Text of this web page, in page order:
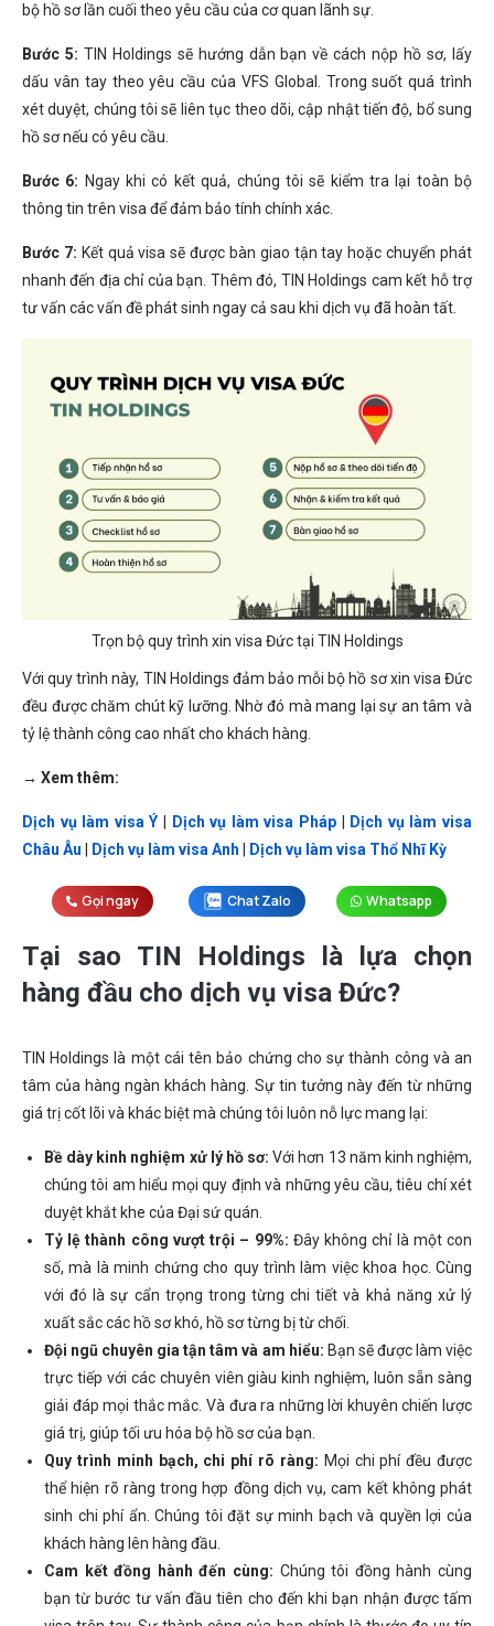
bộ hồ sơ lần cuối theo yêu cầu của cơ quan lãnh sự.
Bước 5: TIN Holdings sẽ hướng dẫn bạn về cách nộp hồ sơ, lấy
dấu vân tay theo yêu cầu của VFS Global. Trong suốt quá trình
xét duyệt, chúng tôi sẽ liên tục theo dõi, cập nhật tiến độ, bổ sung
hồ sơ nếu có yêu cầu.
Bước 6: Ngay khi có kết quả, chúng tôi sẽ kiểm tra lại toàn bộ
thông tin trên visa để đảm bảo tính chính xác.
Bước 7: Kết quả visa sẽ được bàn giao tận tay hoặc chuyển phát
nhanh đến địa chỉ của bạn. Thêm đó, TIN Holdings cam kết hỗ trợ
tư vấn các vấn đề phát sinh ngay cả sau khi dịch vụ đã hoàn tất.
Trọn bộ quy trình xin visa Đức tại TIN Holdings
Với quy trình này, TIN Holdings đảm bảo mỗi bộ hồ sơ xin visa Đức
đều được chăm chút kỹ lưỡng. Nhờ đó mà mang lại sự an tâm và
tỷ lệ thành công cao nhất cho khách hàng.
→ Xem thêm:
Dịch vụ làm visa Ý Dịch vụ làm visa Pháp
Dịch vụ làm visa
Châu Âu
Dịch vụ làm visa Anh Dịch vụ làm visa Thổ Nhĩ Kỳ
Gọi ngay Chat Zalo Whatsapp
Tại sao TIN Holdings là lựa chọn
hàng đầu cho dịch vụ visa Đức?
TIN Holdings là một cái tên bảo chứng cho sự thành công và an
tâm của hàng ngàn khách hàng. Sự tin tưởng này đến từ những
giá trị cốt lõi và khác biệt mà chúng tôi luôn nỗ lực mang lại:
Bề dày kinh nghiệm xử lý hồ sơ:Với hơn 13 năm kinh nghiệm,
chúng tôi am hiểu mọi quy định và những yêu cầu, tiêu chí xét
duyệt khắt khe của Đại sứ quán.
Tỷ lệ thành công vượt trội – 99%: Đây không chỉ là một con
số, mà là minh chứng cho quy trình làm việc khoa học. Cùng
với đó là sự cẩn trọng trong từng chi tiết và khả năng xử lý
xuất sắc các hồ sơ khó, hồ sơ từng bị từ chối.
Đội ngũ chuyên gia tận tâm và am hiểu: Bạn sẽ được làm việc
trực tiếp với các chuyên viên giàu kinh nghiệm, luôn sẵn sàng
giải đáp mọi thắc mắc. Và đưa ra những lời khuyên chiến lược
giá trị, giúp tối ưu hóa bộ hồ sơ của bạn.
Quy trình minh bạch, chi phí rõ ràng: Mọi chi phí đều được
thể hiện rõ ràng trong hợp đồng dịch vụ, cam kết không phát
sinh chi phí ẩn. Chúng tôi đặt sự minh bạch và quyền lợi của
khách hàng lên hàng đầu.
Cam kết đồng hành đến cùng: Chúng tôi đồng hành cùng
bạn từ bước tư vấn đầu tiên cho đến khi bạn nhận được tấm